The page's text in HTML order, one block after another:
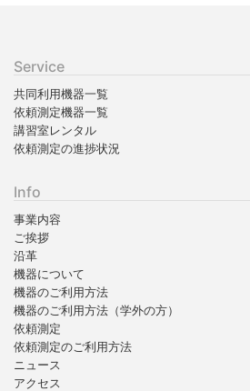
Service
共同利用機器一覧
依頼測定機器一覧
講習室レンタル
依頼測定の進捗状況
Info
事業内容
ご挨拶
沿革
機器について
機器のご利用方法
機器のご利用方法（学外の方）
依頼測定
依頼測定のご利用方法
ニュース
アクセス